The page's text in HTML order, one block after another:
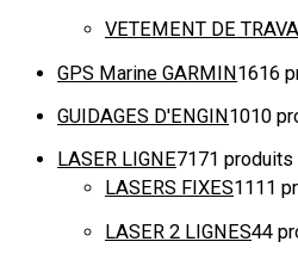
VETEMENT DE
GPS Marine GARMIN1616
GUIDAGES D'ENGIN1010
LASER LIGNE71 71 produits
LASERS FIXES11 11
LASER 2 LIGNES44